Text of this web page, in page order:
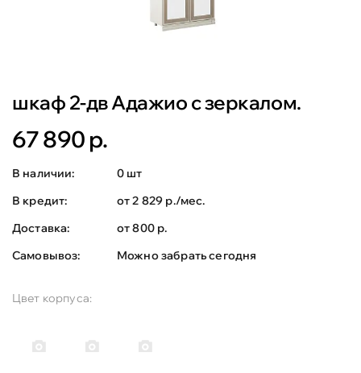
шкаф 2-дв Адажио с зеркалом.
67 890 р.
В наличии:
0 шт
В кредит:
от 2 829 р./мес.
Доставка:
от 800 р.
Самовывоз:
Можно забрать сегодня
Цвет корпуса: